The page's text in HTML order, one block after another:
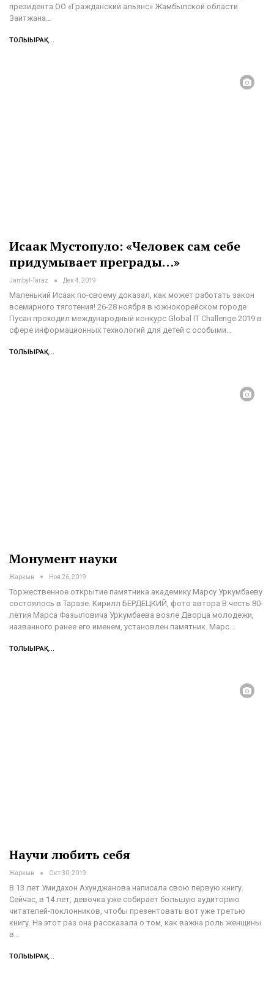
президента ОО «Гражданский альянс» Жамбылской области
Заитжана
ТОЛЫҒЫРАҚ...
Исаак Мустопуло: «Человек сам себе
придумывает преграды…»
Jambyl-Taraz Дек 4, 2019
Маленький Исаак по-своему доказал, как может работать закон
всемирного тяготения! 26-28 ноября в южнокорейском городе
Пусан проходил международный конкурс Global IT Challenge 2019 в
сфере информационных технологий для детей с особыми…
ТОЛЫҒЫРАҚ...
Монумент науки
Жаркын Ноя 26, 2019
Торжественное открытие памятника академику Марсу Уркумбаеву
состоялось в Таразе. Кирилл БЕРДЕЦКИЙ, фото автора В честь 80-
летия Марса Фазыловича Уркумбаева возле Дворца молодежи,
названного ранее его именем, установлен памятник. Марс
ТОЛЫҒЫРАҚ...
Научи любить себя
Жаркын Окт 30, 2019
В 13 лет Умидахон Ахунджанова написала свою первую книгу.
Сейчас, в 14 лет, девочка уже собирает большую аудиторию
читателей-поклонников, чтобы презентовать вот уже третью
книгу. На этот раз она рассказала о том, как важна роль женщины
в…
ТОЛЫҒЫРАҚ...